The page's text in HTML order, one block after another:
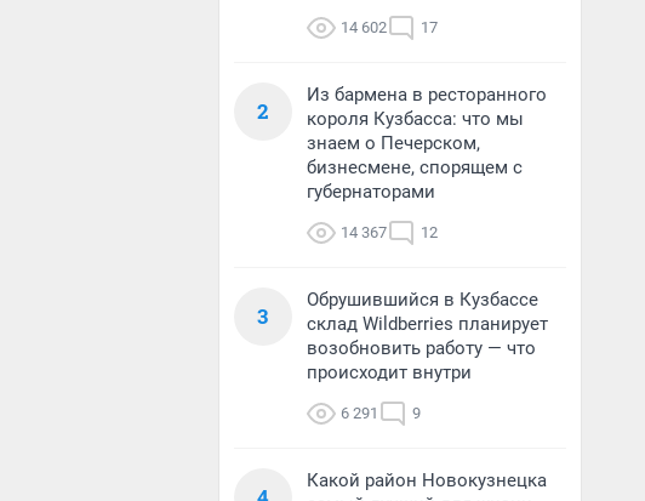
14 602 17
2
Из бармена в ресторанного
короля Кузбасса: что мы
знаем о Печерском,
бизнесмене, спорящем с
губернаторами
14 367 12
3
Обрушившийся в Кузбассе
склад Wildberries планирует
возобновить работу — что
происходит внутри
6 291 9
Какой район Новокузнецка